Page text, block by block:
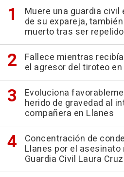
Muere una guardia
de su expareja,
muerto tras ser repelido
Fallece mientras
el agresor del tiroteo
Evoluciona
herido de gravedad al
compañera en Llanes
Concentración de
Llanes por el
Guardia Civil Laura Cruz